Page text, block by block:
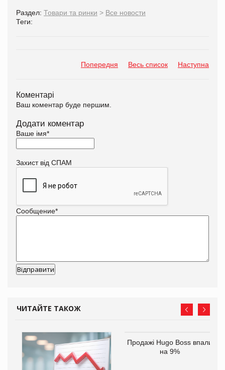
Раздел: Товари та ринки > Все новости
Теги:
Попередня Весь список Наступна
Коментарі
Ваш коментар буде першим.
Додати коментар
Ваше імя*
Захист від СПАМ
Сообщение*
ЧИТАЙТЕ ТАКОЖ
Продажі Hugo Boss впали
на 9%